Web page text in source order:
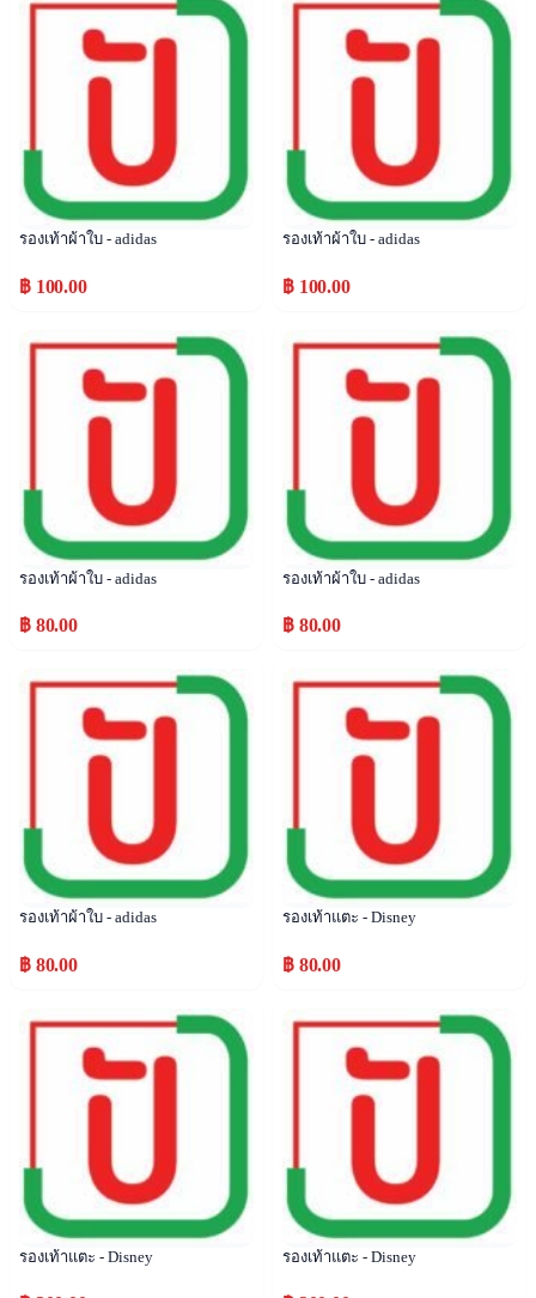
Popular
รองเท้าผ้าใบ - adidas
฿ 100.00
Popular
รองเท้าผ้าใบ - adidas
฿ 100.00
Popular
รองเท้าผ้าใบ - adidas
฿ 80.00
Popular
รองเท้าผ้าใบ - adidas
฿ 80.00
Popular
รองเท้าผ้าใบ - adidas
฿ 80.00
Popular
รองเท้าแตะ - Disney
฿ 80.00
Popular
รองเท้าแตะ - Disney
Popular
รองเท้าแตะ - Disney